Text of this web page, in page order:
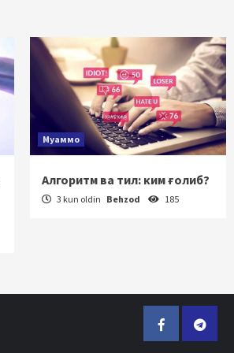
Муаммо
Алгоритм ва тил: ким ғолиб?
3 kun oldin Behzod 185
Facebook